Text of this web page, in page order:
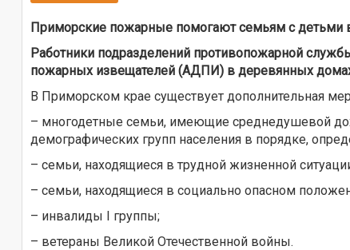
Приморские пожарные помогают семьям с детьми
Работники подразделений противопожарной
пожарных извещателей (АДПИ) в деревянных
В Приморском крае существует дополнительная
– многодетные семьи, имеющие среднедушевой
демографических групп населения в порядке,
– семьи, находящиеся в трудной жизненной
– семьи, находящиеся в социально опасном
– инвалиды I группы;
– ветераны Великой Отечественной войны.